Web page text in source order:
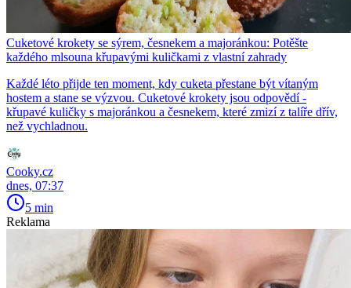
Cuketové krokety se sýrem, česnekem a majoránkou: Potěšte
každého mlsouna křupavými kuličkami z vlastní zahrady
Každé léto přijde ten moment, kdy cuketa přestane být vítaným
hostem a stane se výzvou. Cuketové krokety jsou odpovědí -
křupavé kuličky s majoránkou a česnekem, které zmizí z talíře dřív,
než vychladnou.
Cooky.cz
dnes, 07:37
5 min
Reklama